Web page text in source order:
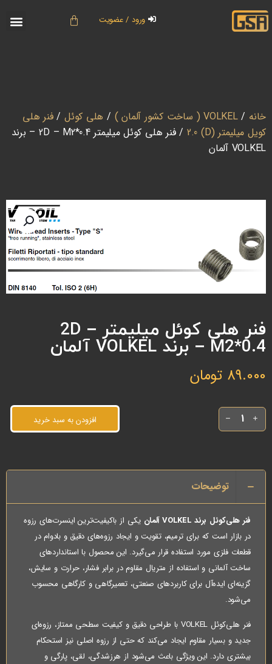
ورود / عضویت
خانه /VOLKEL ( ساخت کشور آلمان ) / هلی کوئل/فنر هلی
کویل میلیمتر (D) 2.0
/ فنر هلی کوئل میلیمتر 2D – M2*0.4 – برند
VOLKEL آلمان
فنر هلی کوئل میلیمتر 2D –
M2*0.4 – برند VOLKEL آلمان
89.000 تومان
افزودن به سبد خرید
توضیحات
فنر هلی‌کوئل برند VOLKEL آلمان
یکی از باکیفیت‌ترین اینسرت‌های رزوه
در بازار است که برای ترمیم، تقویت و ایجاد رزوه‌های دقیق و بادوام در
قطعات فلزی مورد استفاده قرار می‌گیرد. این محصول با استانداردهای
ساخت آلمانی و استفاده از متریال مقاوم در برابر فشار، حرارت و سایش،
گزینه‌ای ایده‌آل برای کاربردهای صنعتی، تعمیرگاهی و کارگاهی محسوب
می‌شود.
فنر هلی‌کوئل VOLKEL با طراحی دقیق و کیفیت سطحی ممتاز، رزوه‌ای
جدید و بسیار مقاوم ایجاد می‌کند که حتی از رزوه اصلی نیز استحکام
بیشتری دارد. این ویژگی باعث می‌شود از هرزشدگی، لقی، پارگی و